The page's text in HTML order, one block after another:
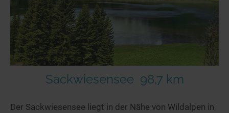
Sackwiesensee 98,7 km
Der Sackwiesensee liegt in der Nähe von Wildalpen in